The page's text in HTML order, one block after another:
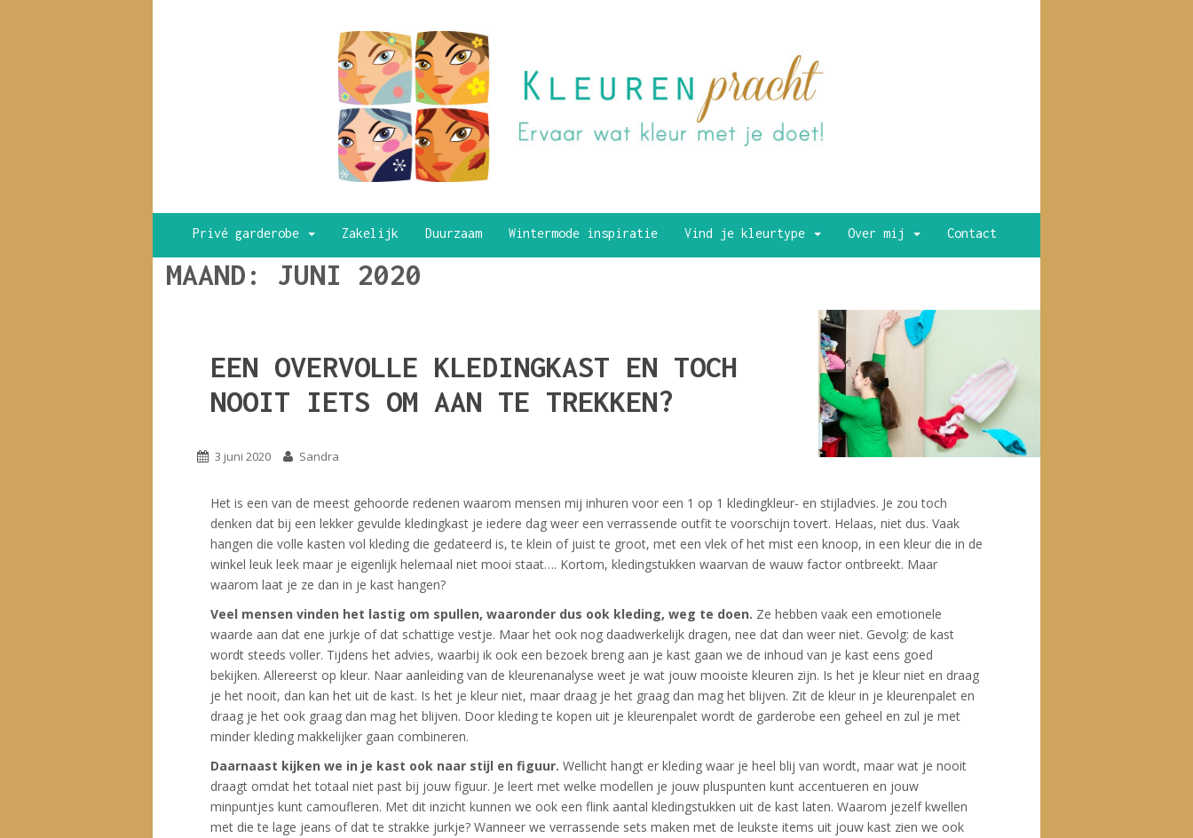
Privé garderobe Zakelijk Duurzaam Wintermode inspiratie Vind je kleurtype Over mij Contact
MAAND: JUNI 2020
EEN OVERVOLLE KLEDINGKAST EN TOCH
NOOIT IETS OM AAN TE TREKKEN?
3 juni 2020 Sandra
Het is een van de meest gehoorde redenen waarom mensen mij inhuren voor een 1 op 1 kledingkleur- en stijladvies. Je zou toch
denken dat bij een lekker gevulde kledingkast je iedere dag weer een verrassende outfit te voorschijn tovert. Helaas, niet dus. Vaak
hangen die volle kasten vol kleding die gedateerd is, te klein of juist te groot, met een vlek of het mist een knoop, in een kleur die in de
winkel leuk leek maar je eigenlijk helemaal niet mooi staat…. Kortom, kledingstukken waarvan de wauw factor ontbreekt. Maar
waarom laat je ze dan in je kast hangen?
Veel mensen vinden het lastig om spullen, waaronder dus ook kleding, weg te doen. Ze hebben vaak een emotionele
waarde aan dat ene jurkje of dat schattige vestje. Maar het ook nog daadwerkelijk dragen, nee dat dan weer niet. Gevolg: de kast
wordt steeds voller. Tijdens het advies, waarbij ik ook een bezoek breng aan je kast gaan we de inhoud van je kast eens goed
bekijken. Allereerst op kleur. Naar aanleiding van de kleurenanalyse weet je wat jouw mooiste kleuren zijn. Is het je kleur niet en draag
je het nooit, dan kan het uit de kast. Is het je kleur niet, maar draag je het graag dan mag het blijven. Zit de kleur in je kleurenpalet en
draag je het ook graag dan mag het blijven. Door kleding te kopen uit je kleurenpalet wordt de garderobe een geheel en zul je met
minder kleding makkelijker gaan combineren.
Daarnaast kijken we in je kast ook naar stijl en figuur. Wellicht hangt er kleding waar je heel blij van wordt, maar wat je nooit
draagt omdat het totaal niet past bij jouw figuur. Je leert met welke modellen je jouw pluspunten kunt accentueren en jouw
minpuntjes kunt camoufleren. Met dit inzicht kunnen we ook een flink aantal kledingstukken uit de kast laten. Waarom jezelf kwellen
met die te lage jeans of dat te strakke jurkje? Wanneer we verrassende sets maken met de leukste items uit jouw kast zien we ook